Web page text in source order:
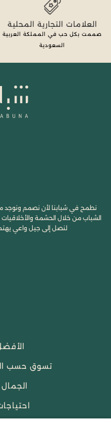
العلامات التجارية المحلية
صممت بكل حب في المملكة العربية
السعودية
نطمح في شبابنا لأن نصمم ونوجد
الشباب من خلال الحشمة والأخلاقيات
لنصل إلى جيل واعي يهتم
تسوق حسب